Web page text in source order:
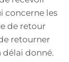
concerne les
de retour
retourner
délai donné.